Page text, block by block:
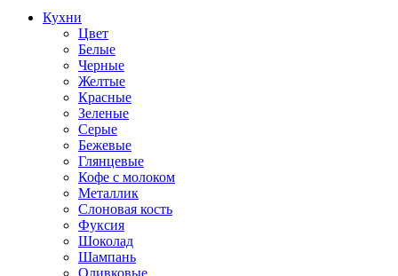
Кухни
Цвет
Белые
Черные
Желтые
Красные
Зеленые
Серые
Бежевые
Глянцевые
Кофе с молоком
Металлик
Слоновая кость
Фуксия
Шоколад
Шампань
Оливковые